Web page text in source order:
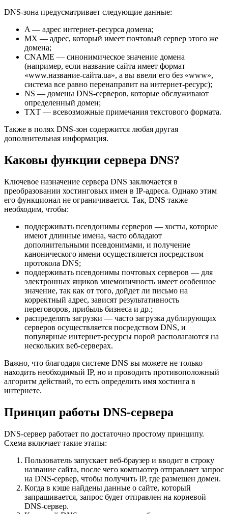
DNS-зона предусматривает следующие данные:
A — адрес интернет-ресурса домена;
MX — адрес, который имеет почтовый сервер этого же
домена;
CNAME — синонимическое значение домена
(например, если название сайта имеет формат
«www.название-сайта.ua», а вы ввели его без «www»,
система все равно перенаправит на интернет-ресурс);
NS — домены DNS-серверов, которые обслуживают
определенный домен;
TXT — всевозможные примечания текстового формата.
Также в полях DNS-зон содержится любая другая
дополнительная информация.
Каковы функции сервера DNS?
Ключевое назначение сервера DNS заключается в
преобразовании хостинговых имен в IP-адреса. Однако этим
его функционал не ограничивается. Так, DNS также
необходим, чтобы:
поддерживать псевдонимы серверов — хосты, которые
имеют длинные имена, часто обладают
дополнительными псевдонимами, и получение
канонического имени осуществляется посредством
протокола DNS;
поддерживать псевдонимы почтовых серверов — для
электронных ящиков мнемоничность имеет особенное
значение, так как от того, дойдет ли письмо на
корректный адрес, зависят результативность
переговоров, прибыль бизнеса и др.;
распределять загрузки — часто загрузка дублирующих
серверов осуществляется посредством DNS, и
популярные интернет-ресурсы порой располагаются на
нескольких веб-серверах.
Важно, что благодаря системе DNS вы можете не только
находить необходимый IP, но и проводить противоположный
алгоритм действий, то есть определить имя хостинга в
интернете.
Принцип работы DNS-сервера
DNS-сервер работает по достаточно простому принципу.
Схема включает такие этапы:
Пользователь запускает веб-браузер и вводит в строку
название сайта, после чего компьютер отправляет запрос
на DNS-сервер, чтобы получить IP, где размещен домен.
Когда в кэше найдены данные о сайте, который
запрашивается, запрос будет отправлен на корневой
DNS-сервер.